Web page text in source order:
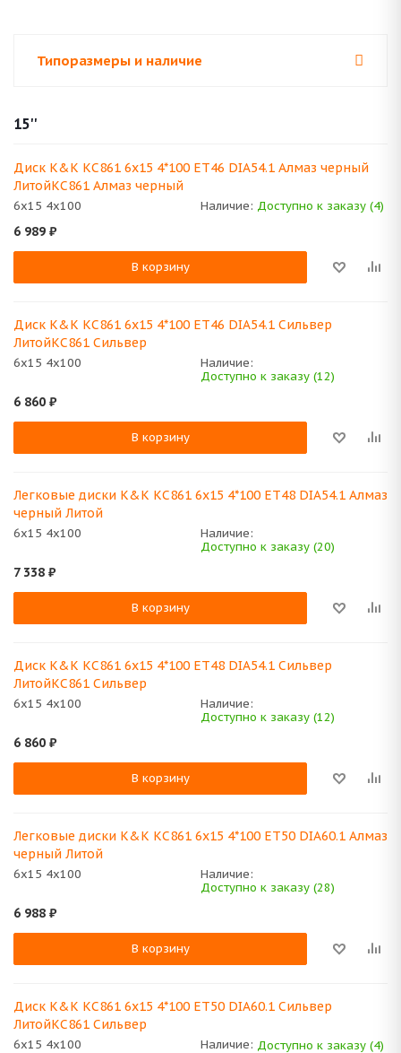
Типоразмеры и наличие
15''
Диск K&K КС861 6x15 4*100 ET46 DIA54.1 Алмаз черный
ЛитойКС861 Алмаз черный
6x15 4x100 Наличие: Доступно к заказу (4)
6 989 ₽
В корзину
Диск K&K КС861 6x15 4*100 ET46 DIA54.1 Сильвер
ЛитойКС861 Сильвер
6x15 4x100
Наличие:
Доступно к заказу (12)
6 860 ₽
В корзину
Легковые диски K&K КС861 6x15 4*100 ET48 DIA54.1 Алмаз
черный Литой
6x15 4x100
Наличие:
Доступно к заказу (20)
7 338 ₽
В корзину
Диск K&K КС861 6x15 4*100 ET48 DIA54.1 Сильвер
ЛитойКС861 Сильвер
6x15 4x100
Наличие:
Доступно к заказу (12)
6 860 ₽
В корзину
Легковые диски K&K КС861 6x15 4*100 ET50 DIA60.1 Алмаз
черный Литой
6x15 4x100
Наличие:
Доступно к заказу (28)
6 988 ₽
В корзину
Диск K&K КС861 6x15 4*100 ET50 DIA60.1 Сильвер
ЛитойКС861 Сильвер
6x15 4x100 Наличие: Доступно к заказу (4)